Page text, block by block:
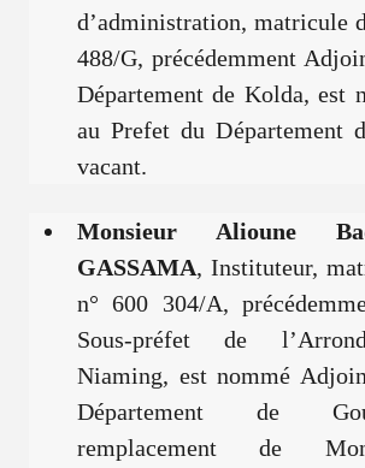
d’administration, matricule
488/G, précédemment
Département de Kolda, est
au Prefet du Département
vacant.
Monsieur Alioune
GASSAMA, Instituteur,
n° 600 304/A,
Sous-préfet de
Niaming, est nommé
Département de
remplacement de